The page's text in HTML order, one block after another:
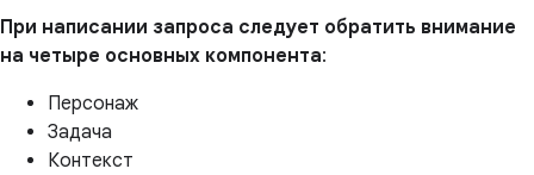
При написании запроса следует обратить внимание
на четыре основных компонента:
Персонаж
Задача
Контекст